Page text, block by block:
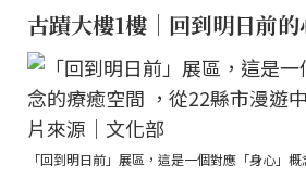
古蹟大樓1樓｜回到明日前
「回到明日前」展區，這是一個對應「身心」